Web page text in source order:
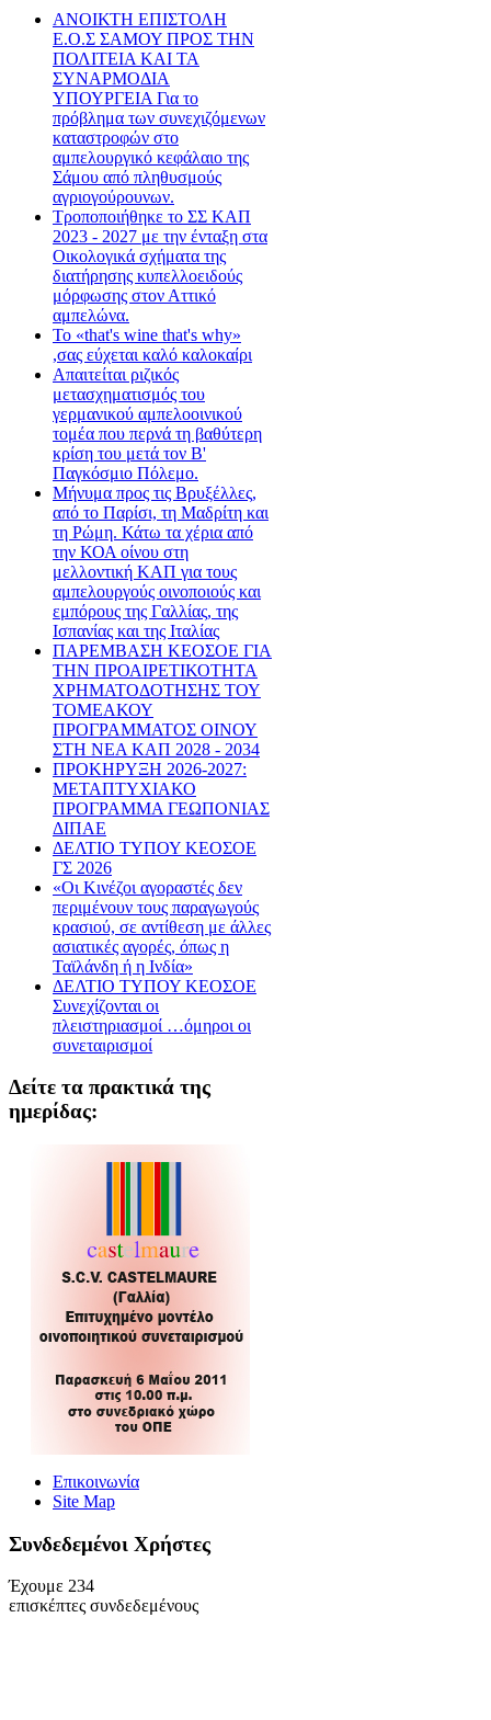
ΑΝΟΙΚΤΗ ΕΠΙΣΤΟΛΗ
Ε.Ο.Σ ΣΑΜΟΥ ΠΡΟΣ ΤΗΝ
ΠΟΛΙΤΕΙΑ ΚΑΙ ΤΑ
ΣΥΝΑΡΜΟΔΙΑ
ΥΠΟΥΡΓΕΙΑ Για το
πρόβλημα των συνεχιζόμενων
καταστροφών στο
αμπελουργικό κεφάλαιο της
Σάμου από πληθυσμούς
αγριογούρουνων.
Τροποποιήθηκε το ΣΣ ΚΑΠ
2023 - 2027 με την ένταξη στα
Οικολογικά σχήματα της
διατήρησης κυπελλοειδούς
μόρφωσης στον Αττικό
αμπελώνα.
Το «that's wine that's why»
,σας εύχεται καλό καλοκαίρι
Απαιτείται ριζικός
μετασχηματισμός του
γερμανικού αμπελοοινικού
τομέα που περνά τη βαθύτερη
κρίση του μετά τον Β'
Παγκόσμιο Πόλεμο.
Μήνυμα προς τις Βρυξέλλες,
από το Παρίσι, τη Μαδρίτη και
τη Ρώμη. Κάτω τα χέρια από
την ΚΟΑ οίνου στη
μελλοντική ΚΑΠ για τους
αμπελουργούς οινοποιούς και
εμπόρους της Γαλλίας, της
Ισπανίας και της Ιταλίας
ΠΑΡΕΜΒΑΣΗ ΚΕΟΣΟΕ ΓΙΑ
ΤΗΝ ΠΡΟΑΙΡΕΤΙΚΟΤΗΤΑ
ΧΡΗΜΑΤΟΔΟΤΗΣΗΣ ΤΟΥ
ΤΟΜΕΑΚΟΥ
ΠΡΟΓΡΑΜΜΑΤΟΣ ΟΙΝΟΥ
ΣΤΗ ΝΕΑ ΚΑΠ 2028 - 2034
ΠΡΟΚΗΡΥΞΗ 2026-2027:
ΜΕΤΑΠΤΥΧΙΑΚΟ
ΠΡΟΓΡΑΜΜΑ ΓΕΩΠΟΝΙΑΣ
ΔΙΠΑΕ
ΔΕΛΤΙΟ ΤΥΠΟΥ ΚΕΟΣΟΕ
ΓΣ 2026
«Οι Κινέζοι αγοραστές δεν
περιμένουν τους παραγωγούς
κρασιού, σε αντίθεση με άλλες
ασιατικές αγορές, όπως η
Ταϊλάνδη ή η Ινδία»
ΔΕΛΤΙΟ ΤΥΠΟΥ ΚΕΟΣΟΕ
Συνεχίζονται οι
πλειστηριασμοί …όμηροι οι
συνεταιρισμοί
Δείτε τα πρακτικά της
ημερίδας:
Επικοινωνία
Site Map
Συνδεδεμένοι Xρήστες
Έχουμε 234
επισκέπτες συνδεδεμένους